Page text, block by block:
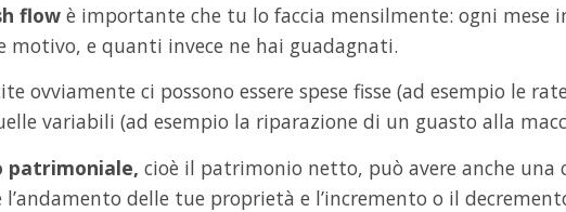
flow è importante che tu lo faccia mensilmente: ogni mese
motivo, e quanti invece ne hai guadagnati.
ovviamente ci possono essere spese fisse (ad esempio le
variabili (ad esempio la riparazione di un guasto alla
patrimoniale, cioè il patrimonio netto, può avere anche
l’andamento delle tue proprietà e l’incremento o il